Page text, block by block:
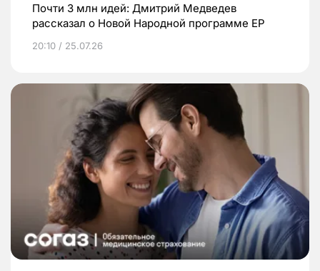
Почти 3 млн идей: Дмитрий Медведев
рассказал о Новой Народной программе ЕР
20:10 / 25.07.26